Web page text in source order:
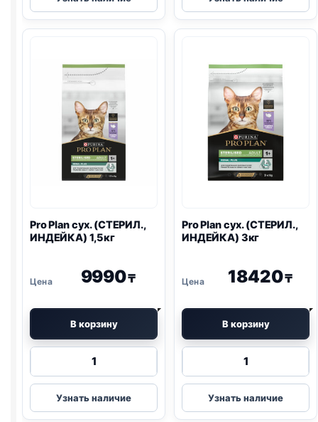
Plan
сух.
1,5кг
Plan
сух.
400г
Pro Planсух. (СТЕРИЛ.,
ИНДЕЙКА) 1,5кг
9990₸
В корзину
Количество
Pro
Plan
Узнать наличие
Pro Planсух. (СТЕРИЛ.,
ИНДЕЙКА) 3кг
18420₸
В корзину
Количество
Pro
Plan
Узнать наличие